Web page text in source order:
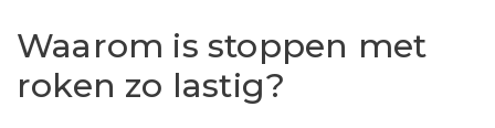
Waarom is stoppen met
roken zo lastig?